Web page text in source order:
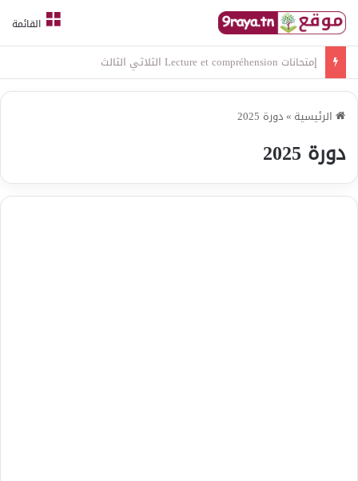
القائمة
امتحانات قواعد لغة الثلاثي الثالث
الرئيسية »دورة 2025
دورة 2025